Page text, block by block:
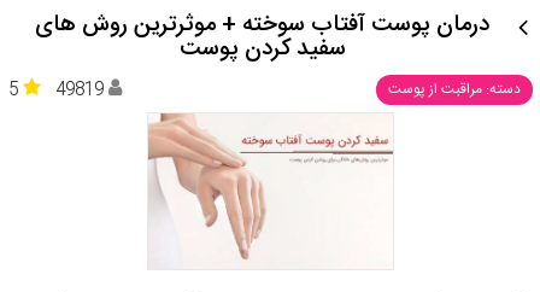
درمان پوست آفتاب سوخته + موثرترین روش های
سفید کردن پوست
دسته: مراقبت از پوست 5 49819